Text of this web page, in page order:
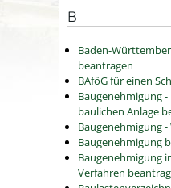
B
Baden-
beantragen
BAföG für einen
Baugenehmigung
baulichen Anlage
Baugenehmigung
Baugenehmigung
Baugenehmigung
Verfahren